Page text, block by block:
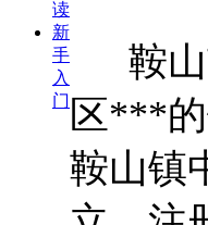
读
新
手
入
门
鞍山
区***
鞍山镇